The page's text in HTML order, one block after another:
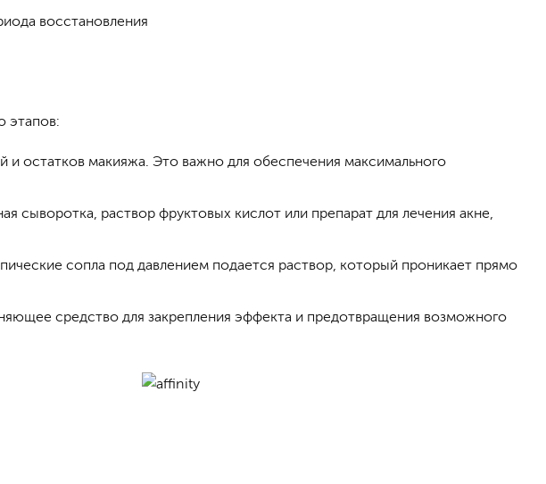
восстановления
этапов:
и остатков макияжа. Это важно для обеспечения максимального
сыворотка, раствор фруктовых кислот или препарат для лечения акне,
сопла под давлением подается раствор, который проникает прямо
средство для закрепления эффекта и предотвращения возможного